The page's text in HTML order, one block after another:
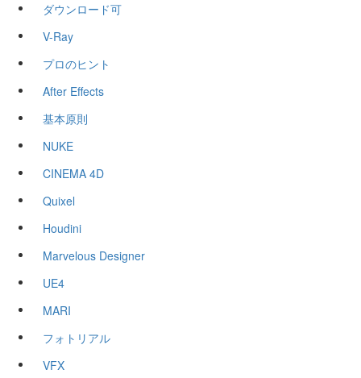
ダウンロード可
V-Ray
プロのヒント
After Effects
基本原則
NUKE
CINEMA 4D
Quixel
Houdini
Marvelous Designer
UE4
MARI
フォトリアル
VFX